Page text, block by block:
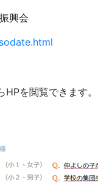
興会
HPを閲覧できます。